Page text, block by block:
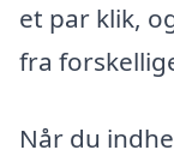
et par klik,
fra
Når du